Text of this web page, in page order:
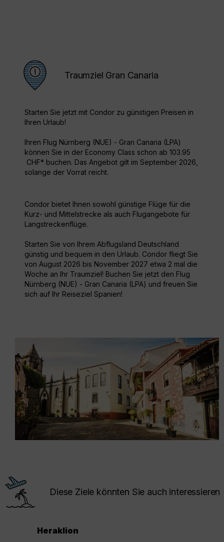
Traumziel Gran Canaria
Starten Sie jetzt mit Condor zu günstigen Preisen in
Ihren Urlaub!
Ihren Flug Nürnberg (NUE) - Gran Canaria (LPA)
können Sie in der Economy Class schon ab 103.95
CHF* buchen. Das Angebot gilt im September 2026,
solange der Vorrat reicht.
Condor bietet Ihnen sowohl günstige Flüge für die
Kurz- und Mittelstrecke als auch Flugangebote für
Langstreckenflüge.
Starten Sie von Ihrem Abflugsland Deutschland
günstig und bequem in den Urlaub. Condor fliegt Sie
von August 2026 bis November 2027 etwa 2 mal die
Woche an Ihr Traumziel! Buchen Sie jetzt den Flug
Nürnberg (NUE) - Gran Canaria (LPA) und freuen Sie
sich auf Ihr Reiseziel Spanien!
Diese Ziele könnten Sie auch interessieren
Heraklion